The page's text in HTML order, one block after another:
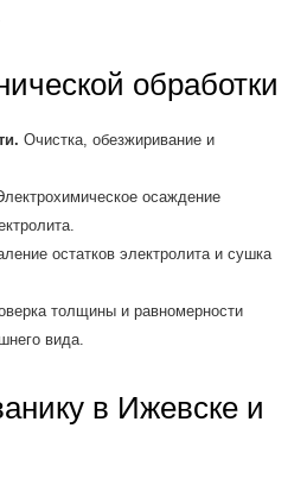
обработки
Очистка, обезжиривание и
осаждение
остатков электролита и сушка
толщины и равномерности
вида.
в Ижевске и